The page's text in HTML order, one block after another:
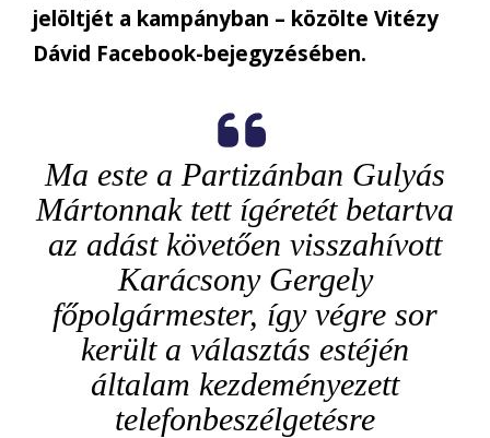
jelöltjét a kampányban – közölte Vitézy
Dávid Facebook-bejegyzésében.
Ma este a Partizánban Gulyás
Mártonnak tett ígéretét betartva
az adást követően visszahívott
Karácsony Gergely
főpolgármester, így végre sor
került a választás estéjén
általam kezdeményezett
telefonbeszélgetésre